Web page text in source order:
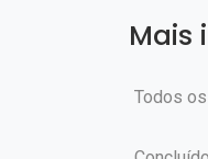
Mais
Todos os